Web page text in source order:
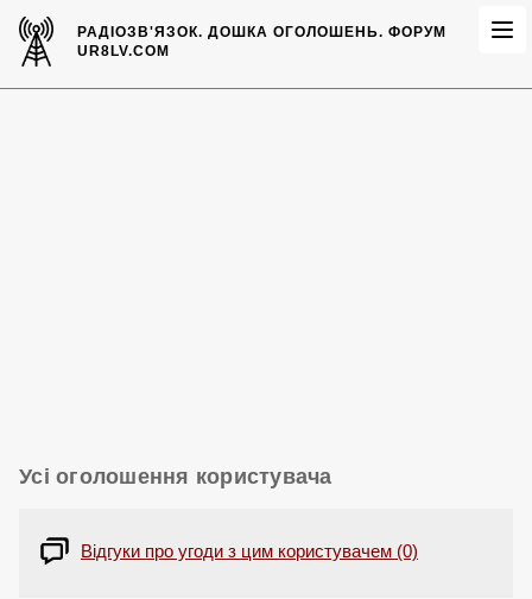
РАДІОЗВ'ЯЗОК.ДОШКА ОГОЛОШЕНЬ. ФОРУМ
UR8LV.COM
Усі оголошення користувача
Відгуки про угоди з цим користувачем (0)